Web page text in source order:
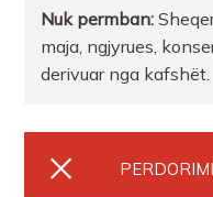
Nuk permban:
maja, ngjyrues,
derivuar nga kafshët.
PERDORIMI